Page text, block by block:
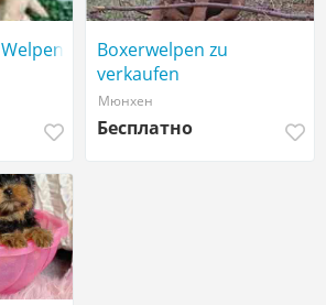
Boxerwelpen zu
verkaufen
Мюнхен
Бесплатно